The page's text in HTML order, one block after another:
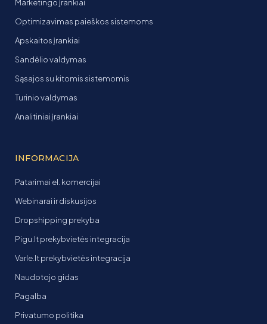
Marketingo įrankiai
Optimizavimas paieškos sistemoms
Apskaitos įrankiai
Sandėlio valdymas
Sąsajos su kitomis sistemomis
Turinio valdymas
Analitiniai įrankiai
INFORMACIJA
Patarimai el. komercijai
Webinarai ir diskusijos
Dropshipping prekyba
Pigu.lt prekybvietės integracija
Varle.lt prekybvietės integracija
Naudotojo gidas
Pagalba
Privatumo politika